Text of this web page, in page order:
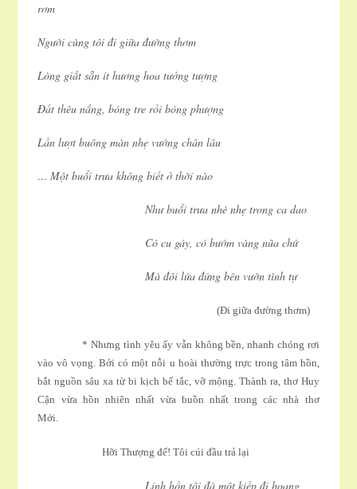
rơm
Người cùng tôi đi giữa đường thơm
Lòng giắt sẵn ít hương hoa tưởng tượng
Ðất thêu nắng, bóng tre rồi bóng phượng
Lần lượt buông màn nhẹ vướng chân lâu
… Một buổi trưa không biết ở thời nào
Như buổi trưa nhè nhẹ trong ca dao
Có cu gáy, có bướm vàng nũa chứ
Mà đôi lứa đứng bên vườn tình tự
(Ði giữa đường thơm)
* Nhưng tình yêu ấy vẫn không bền, nhanh chóng rơi
vào vô vọng. Bởi có một nỗi u hoài thường trực trong tâm hồn,
bắt nguồn sâu xa từ bi kịch bế tắc, vỡ mộng. Thành ra, thơ Huy
Cận vừa hồn nhiên nhất vừa buồn nhất trong các nhà thơ
Mới.
Hỡi Thượng đế! Tôi cúi đầu trả lại
Linh hồn tôi đà một kiếp đi hoang